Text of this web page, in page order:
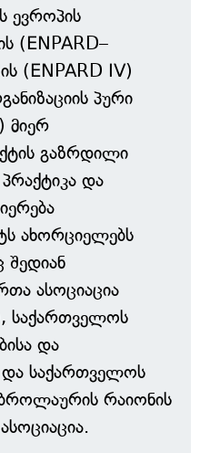
ევროპის
(ENPARD–
(ENPARD IV)
პური
მიერ
გაზრდილი
და
ახორციელებს
ასოციაცია
საქართველოს
და
და საქართველოს
რაიონის